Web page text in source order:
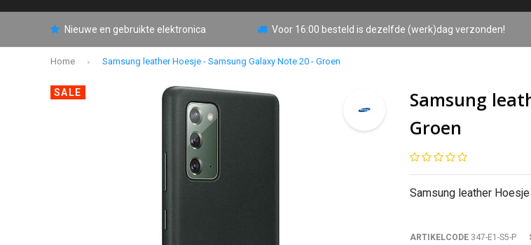
Nieuwe en gebruikte elektronica Voor 16:00 besteld is dezelfde (werk)dag verzonden!
Home Samsung leather Hoesje - Samsung Galaxy Note 20 - Groen
SALE
Samsung
Groen
Samsung leather
ARTIKELCODE347-E1-S5-P